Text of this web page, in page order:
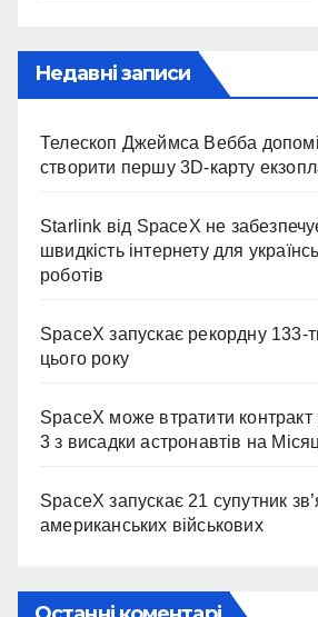
Недавні записи
Телескоп Джеймса Вебба
створити першу 3D-карту
Starlink від SpaceX не
швидкість інтернету для
роботів
SpaceX запускає рекордну 133-
цього року
SpaceX може втратити контракт
3 з висадки астронавтів на
SpaceX запускає 21 супутник
американських військових